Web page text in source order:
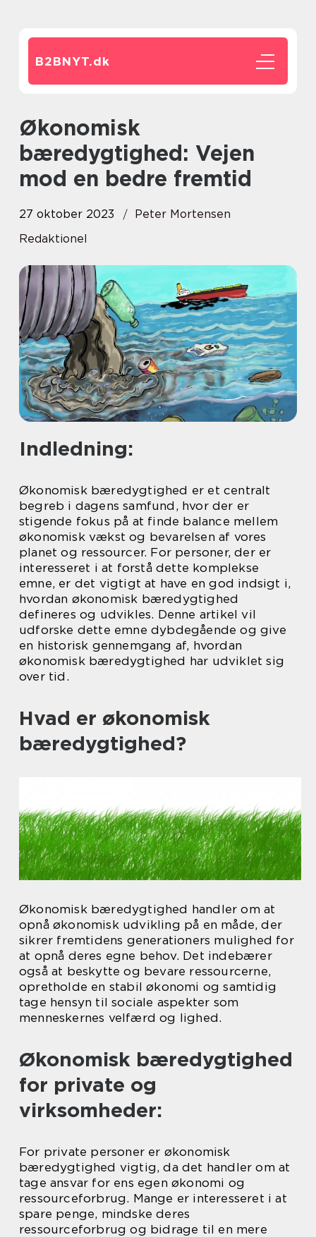
B2BNYT.dk
Økonomisk
bæredygtighed: Vejen
mod en bedre fremtid
27 oktober 2023
Peter Mortensen
Redaktionel
Indledning:
Økonomisk bæredygtighed er et centralt
begreb i dagens samfund, hvor der er
stigende fokus på at finde balance mellem
økonomisk vækst og bevarelsen af vores
planet og ressourcer. For personer, der er
interesseret i at forstå dette komplekse
emne, er det vigtigt at have en god indsigt i,
hvordan økonomisk bæredygtighed
defineres og udvikles. Denne artikel vil
udforske dette emne dybdegående og give
en historisk gennemgang af, hvordan
økonomisk bæredygtighed har udviklet sig
over tid.
Hvad er økonomisk
bæredygtighed?
Økonomisk bæredygtighed handler om at
opnå økonomisk udvikling på en måde, der
sikrer fremtidens generationers mulighed for
at opnå deres egne behov. Det indebærer
også at beskytte og bevare ressourcerne,
opretholde en stabil økonomi og samtidig
tage hensyn til sociale aspekter som
menneskernes velfærd og lighed.
Økonomisk bæredygtighed
for private og
virksomheder:
For private personer er økonomisk
bæredygtighed vigtig, da det handler om at
tage ansvar for ens egen økonomi og
ressourceforbrug. Mange er interesseret i at
spare penge, mindske deres
ressourceforbrug og bidrage til en mere